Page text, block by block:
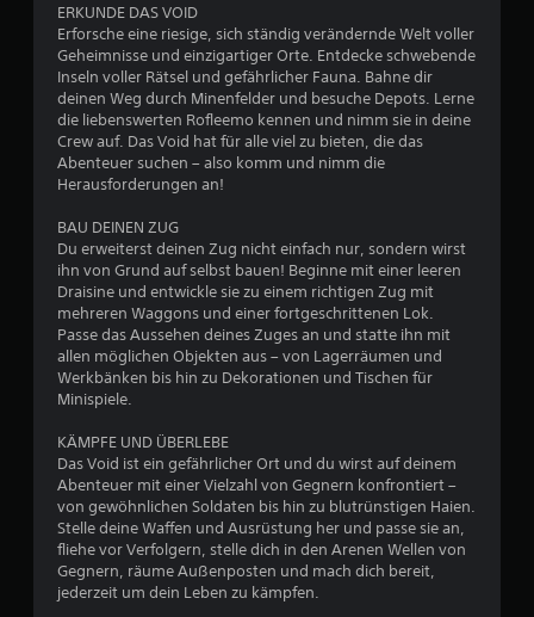
w
r
n
e
ERKUNDE DAS VOID
Erforsche eine riesige, sich ständig verändernde Welt voller
Geheimnisse und einzigartiger Orte. Entdecke schwebende
Inseln voller Rätsel und gefährlicher Fauna. Bahne dir
deinen Weg durch Minenfelder und besuche Depots. Lerne
die liebenswerten Rofleemo kennen und nimm sie in deine
Crew auf. Das Void hat für alle viel zu bieten, die das
Abenteuer suchen – also komm und nimm die
Herausforderungen an!
BAU DEINEN ZUG
Du erweiterst deinen Zug nicht einfach nur, sondern wirst
ihn von Grund auf selbst bauen! Beginne mit einer leeren
Draisine und entwickle sie zu einem richtigen Zug mit
mehreren Waggons und einer fortgeschrittenen Lok.
Passe das Aussehen deines Zuges an und statte ihn mit
allen möglichen Objekten aus – von Lagerräumen und
Werkbänken bis hin zu Dekorationen und Tischen für
Minispiele.
KÄMPFE UND ÜBERLEBE
Das Void ist ein gefährlicher Ort und du wirst auf deinem
Abenteuer mit einer Vielzahl von Gegnern konfrontiert –
von gewöhnlichen Soldaten bis hin zu blutrünstigen Haien.
Stelle deine Waffen und Ausrüstung her und passe sie an,
fliehe vor Verfolgern, stelle dich in den Arenen Wellen von
Gegnern, räume Außenposten und mach dich bereit,
jederzeit um dein Leben zu kämpfen.